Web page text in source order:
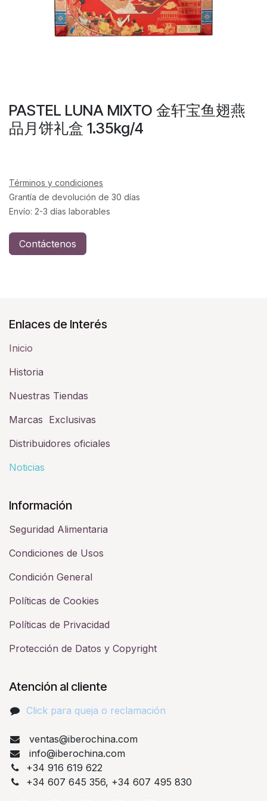
PASTEL LUNA MIXTO 金轩宝鱼翅燕
品月饼礼盒 1.35kg/4
Términos y condiciones
Grantía de devolución de 30 días
Envío: 2-3 días laborables
Contáctenos
Enlaces de Interés
Inicio
Historia​
Nuestras Tiendas
Marcas Exclusivas
Distribuidores oficiales
Noticias
Información
Seguridad Alimentaria
Condiciones de Usos
Condición General
Políticas de Cookies
Políticas de Privacidad
Protección de Datos y Copyright
Atención al cliente
Click para queja o reclamación​
ventas@iberochina.com
info@iberochina.com
+34 916 619 622
+34 607 645 356, +34 607 495 830